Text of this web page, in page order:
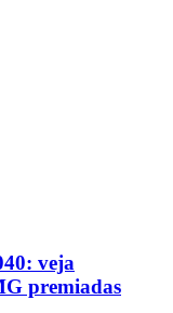
veja
premiadas